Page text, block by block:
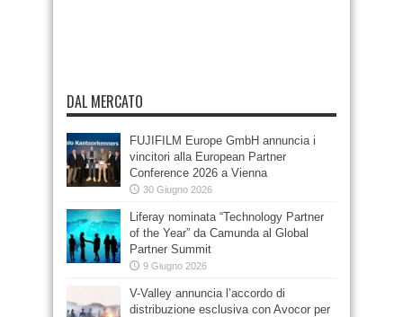
DAL MERCATO
FUJIFILM Europe GmbH annuncia i
vincitori alla European Partner
Conference 2026 a Vienna
30 Giugno 2026
Liferay nominata “Technology Partner
of the Year” da Camunda al Global
Partner Summit
9 Giugno 2026
V-Valley annuncia l’accordo di
distribuzione esclusiva con Avocor per